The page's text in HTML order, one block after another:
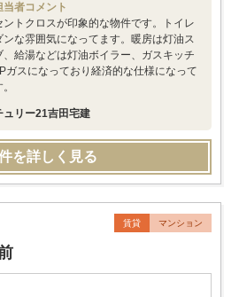
当者コメント
ントクロスが印象的な物件です。トイレ
ンな雰囲気になってます。暖房は灯油ス
、給湯などは灯油ボイラー、ガスキッチ
ガスになっており経済的な仕様になって
ュリー21吉田宅建
を詳しく見る
賃貸 マンション